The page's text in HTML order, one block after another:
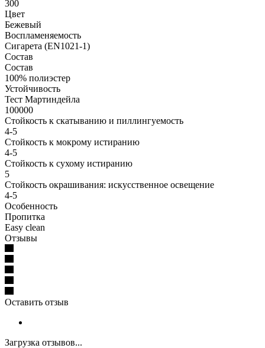
300
Цвет
Бежевый
Воспламеняемость
Сигарета (EN1021-1)
Состав
Состав
100% полиэстер
Устойчивость
Тест Мартиндейла
100000
Стойкость к скатыванию и пиллингуемость
4-5
Стойкость к мокрому истиранию
4-5
Стойкость к сухому истиранию
5
Стойкость окрашивания: искусственное освещение
4-5
Особенность
Пропитка
Easy clean
Отзывы
Оставить отзыв
Загрузка отзывов...